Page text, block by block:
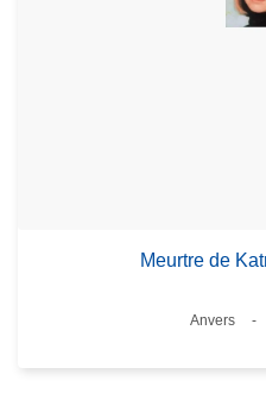
Meurtre de
Lieux
Anvers